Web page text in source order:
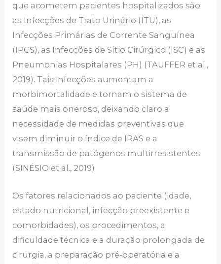
que acometem pacientes hospitalizados são
as Infecções de Trato Urinário (ITU), as
Infecções Primárias de Corrente Sanguínea
(IPCS), as Infecções de Sítio Cirúrgico (ISC) e as
Pneumonias Hospitalares (PH) (TAUFFER et al.,
2019). Tais infecções aumentam a
morbimortalidade e tornam o sistema de
saúde mais oneroso, deixando claro a
necessidade de medidas preventivas que
visem diminuir o índice de IRAS e a
transmissão de patógenos multirresistentes
(SINÉSIO et al., 2019)
Os fatores relacionados ao paciente (idade,
estado nutricional, infecção preexistente e
comorbidades), os procedimentos, a
dificuldade técnica e a duração prolongada de
cirurgia, a preparação pré-operatória e a